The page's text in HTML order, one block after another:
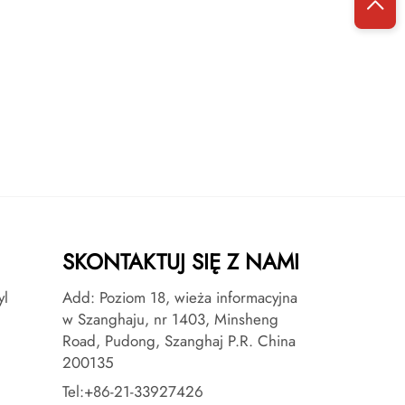
SKONTAKTUJ SIĘ Z NAMI
Add: Poziom 18, wieża informacyjna
w Szanghaju, nr 1403, Minsheng
Road, Pudong, Szanghaj P.R. China
200135
Tel:+86-21-33927426